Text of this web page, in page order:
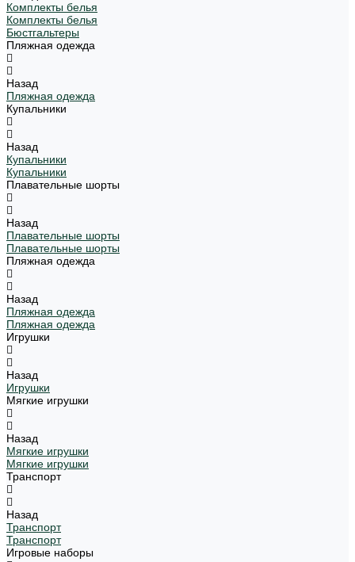
Комплекты белья
Комплекты белья
Бюстгальтеры
Пляжная одежда
Назад
Пляжная одежда
Купальники
Назад
Купальники
Купальники
Плавательные шорты
Назад
Плавательные шорты
Плавательные шорты
Пляжная одежда
Назад
Пляжная одежда
Пляжная одежда
Игрушки
Назад
Игрушки
Мягкие игрушки
Назад
Мягкие игрушки
Мягкие игрушки
Транспорт
Назад
Транспорт
Транспорт
Игровые наборы